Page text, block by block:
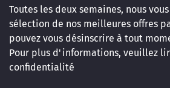
Toutes les deux semaines, nous
sélection de nos meilleures offres
pouvez vous désinscrire à tout
Pour plus d'informations, veuillez
confidentialité